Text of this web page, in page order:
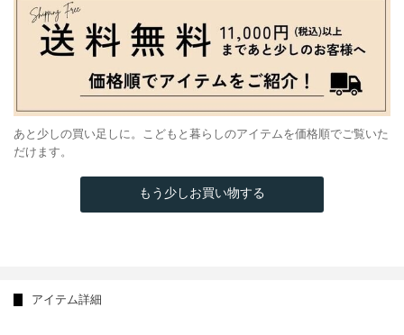
あと少しの買い足しに。こどもと暮らしのアイテムを価格順でご覧いた
だけます。
もう少しお買い物する
アイテム詳細